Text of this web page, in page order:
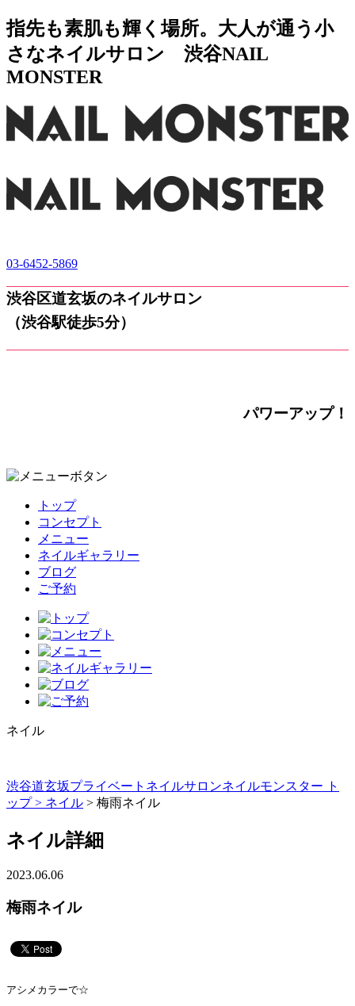
指先も素肌も輝く場所。大人が通う小
さなネイルサロン 渋谷NAIL
MONSTER
03-6452-5869
渋谷区道玄坂のネイルサロン
（渋谷駅徒歩5分）
パワーアップ！
トップ
コンセプト
メニュー
ネイルギャラリー
ブログ
ご予約
ネイル
渋谷道玄坂プライベートネイルサロンネイルモンスター ト
ップ > ネイル > 梅雨ネイル
ネイル詳細
2023.06.06
梅雨ネイル
アシメカラーで☆